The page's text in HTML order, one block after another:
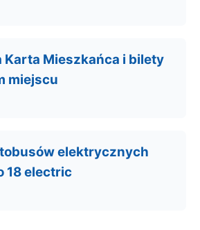
Karta Mieszkańca i bilety
miejscu
elektrycznych
18 electric